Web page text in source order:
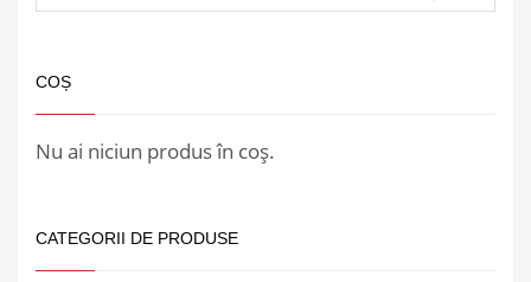
COȘ
Nu ai niciun produs în coș.
CATEGORII DE PRODUSE